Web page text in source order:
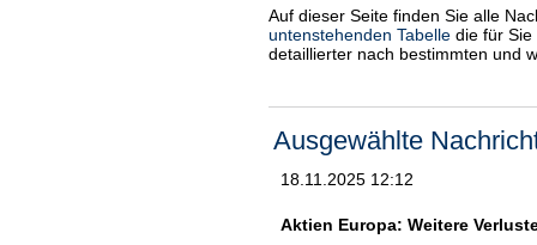
Auf dieser Seite finden Sie alle
untenstehenden Tabelle die für
detaillierter nach bestimmten und
Ausgewählte
18.11.2025 12:12
Aktien Europa: Weitere